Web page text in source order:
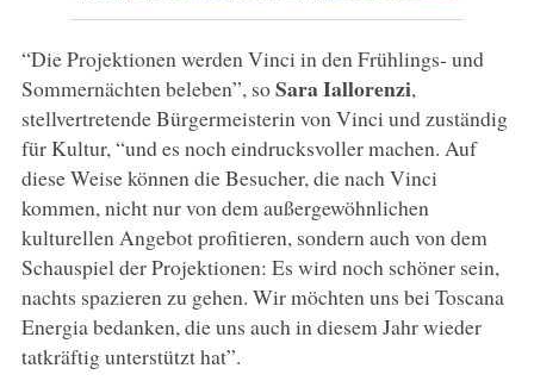
“Die Projektionen werden Vinci in den Frühlings- und
Sommernächten beleben”, soSara Iallorenzi,
stellvertretende Bürgermeisterin von Vinci und zuständig
für Kultur, “und es noch eindrucksvoller machen. Auf
diese Weise können die Besucher, die nach Vinci
kommen, nicht nur von dem außergewöhnlichen
kulturellen Angebot profitieren, sondern auch von dem
Schauspiel der Projektionen: Es wird noch schöner sein,
nachts spazieren zu gehen. Wir möchten uns bei Toscana
Energia bedanken, die uns auch in diesem Jahr wieder
tatkräftig unterstützt hat”.